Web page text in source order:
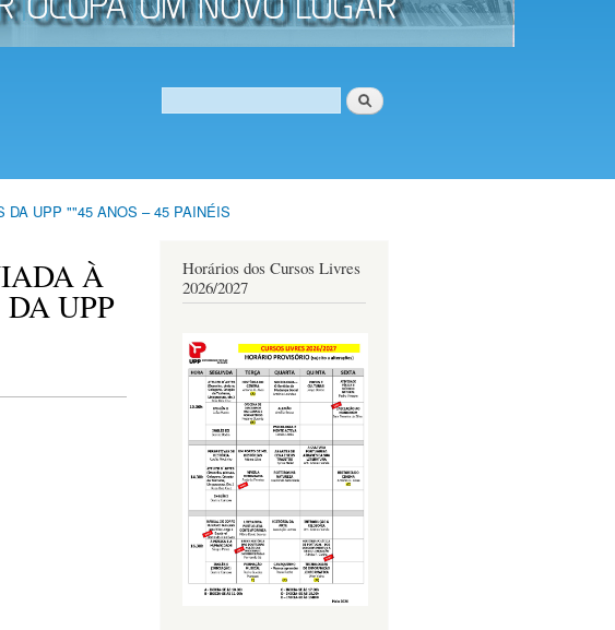
Formulário de procura
Procurar
DA UPP ""45 ANOS – 45 PAINÉIS
À
UPP
Horários dos Cursos Livres
2026/2027